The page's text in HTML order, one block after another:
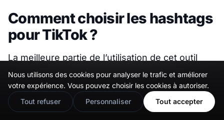
Comment choisir les hashtags
pour TikTok ?
La meilleure partie de l’utilisation de cet outil
gratuit est que vous obtiendrez
automatiquement des hashtags SEO TikTok
pertinents et des emojis pour rendre votre
légende plus intéressante. Cochez simplement
Nous utilisons des cookies pour analyser le trafic et améliorer
votre expérience. Vous pouvez choisir les cookies à autoriser.
Tout refuser
Personnaliser Tout accepter
🇬🇧Would you prefer this site in English?
View in English